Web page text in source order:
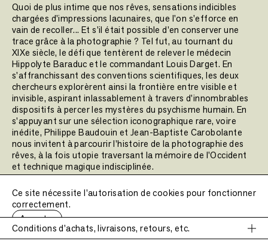
Quoi de plus intime que nos rêves, sensations indicibles
chargées d'impressions lacunaires, que l'on s'efforce en
vain de recoller... Et s'il était possible d'en conserver une
trace grâce à la photographie ? Tel fut, au tournant du
XIXe siècle, le défi que tentèrent de relever le médecin
Hippolyte Baraduc et le commandant Louis Darget. En
s'affranchissant des conventions scientifiques, les deux
chercheurs explorèrent ainsi la frontière entre visible et
invisible, aspirant inlassablement à travers d'innombrables
dispositifs à percer les mystères du psychisme humain. En
s'appuyant sur une sélection iconographique rare, voire
inédite, Philippe Baudouin et Jean-Baptiste Carobolante
nous invitent à parcourir l'histoire de la photographie des
rêves, à la fois utopie traversant la mémoire de l'Occident
et technique magique indisciplinée.
[EditionsMagiCité]
Date de publication :
2024
Nombre de pages :
120 pages
Conditions d'achats, livraisons, retours, etc.
Ce site nécessite l'autorisation de cookies pour fonctionner
correctement.
Accepter